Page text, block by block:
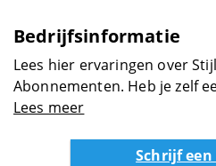
Covid19
Datingsites
Diensten
Bedrijfsinformatie
Lees hier ervaringen over
Abonnementen. Heb je zelf
Wonen Abonnementen?
Lees meer
Schrijf